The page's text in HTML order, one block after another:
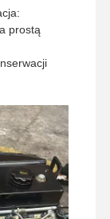
Aktualności
prostą